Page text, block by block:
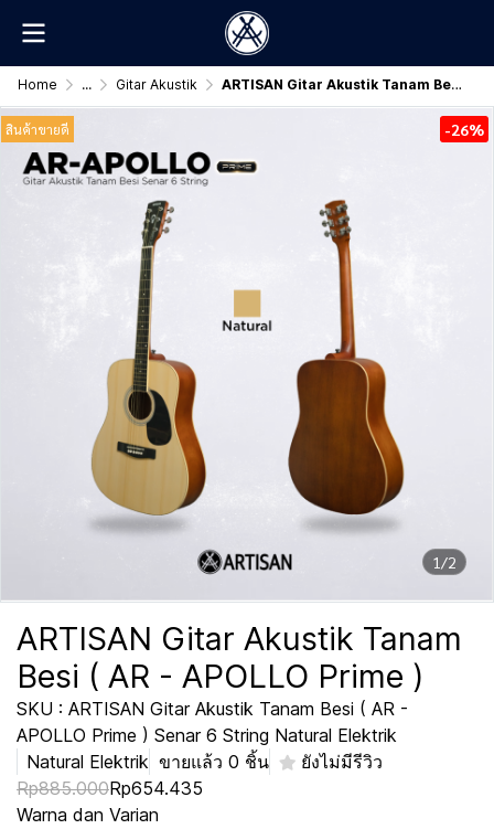
Home ... Gitar Akustik ARTISAN Gitar Akustik Tanam Besi ( AR - APOLLO Prime )
1/2
สินค้าขายดี -26%
ARTISAN Gitar Akustik Tanam
Besi ( AR - APOLLO Prime )
SKU : ARTISAN Gitar Akustik Tanam Besi ( AR -
APOLLO Prime ) Senar 6 String Natural Elektrik
Natural Elektrik ขายแล้ว 0 ชิ้น
ยังไม่มีรีวิว
Rp885.000Rp654.435
Warna dan Varian